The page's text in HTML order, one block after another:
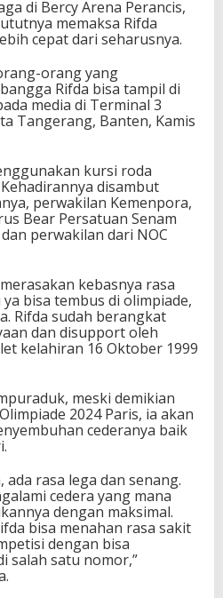
i
f
d
H
a
r
u
a
n
N
a
m
a
n
g
s
a
i
m
p
d
e
P
a
r
i
di Bercy Arena Perancis,
memaksa Rifda
cepat dari seharusnya.
orang yang
Rifda bisa tampil di
media di Terminal 3
Tangerang, Banten, Kamis
kursi roda
disambut
perwakilan Kemenpora,
Bear Persatuan Senam
perwakilan dari NOC
kebasnya rasa
bisa tembus di olimpiade,
Rifda sudah berangkat
dan disupport oleh
kelahiran 16 Oktober 1999
meski demikian
2024 Paris, ia akan
cederanya baik
ada rasa lega dan senang.
cedera yang mana
dengan maksimal.
bisa menahan rasa sakit
dengan bisa
salah satu nomor,”